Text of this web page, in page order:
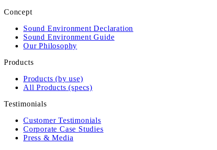
Concept
Sound Environment Declaration
Sound Environment Guide
Our Philosophy
Products
Products (by use)
All Products (specs)
Testimonials
Customer Testimonials
Corporate Case Studies
Press & Media